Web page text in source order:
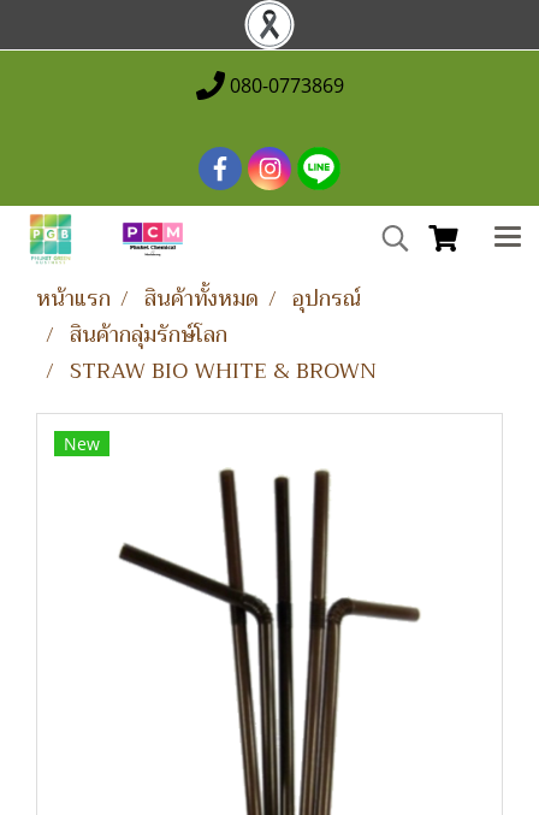
080-0773869
หน้าแรก สินค้าทั้งหมด
อุปกรณ์
สินค้ากลุ่มรักษ์โลก
STRAW BIO WHITE & BROWN
New